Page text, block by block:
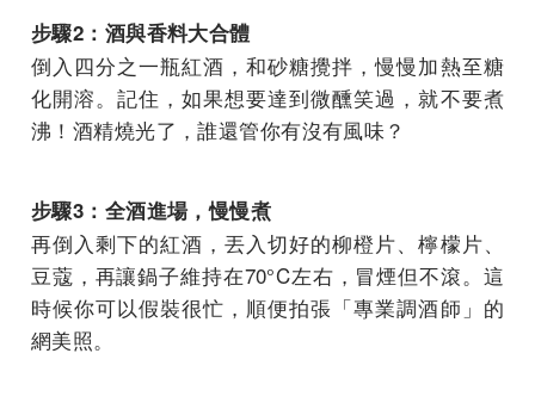
步驟2：酒與香料大合體
倒入四分之一瓶紅酒，和砂糖攪拌，慢慢加熱至糖
化開溶。記住，如果想要達到微醺笑過，就不要煮
沸！酒精燒光了，誰還管你有沒有風味？
步驟3：全酒進場，慢慢煮
再倒入剩下的紅酒，丟入切好的柳橙片、檸檬片、
豆蔻，再讓鍋子維持在70°C左右，冒煙但不滾。這
時候你可以假裝很忙，順便拍張「專業調酒師」的
網美照。